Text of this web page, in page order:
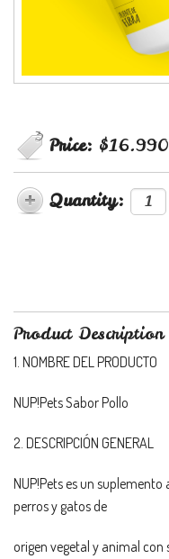
Price: $16.990
Quantity:
Product Description
1. NOMBRE DEL PRODUCTO
NUP!Pets Sabor Pollo
2. DESCRIPCIÓN GENERAL
NUP!Pets es un
perros y gatos de
origen vegetal y animal